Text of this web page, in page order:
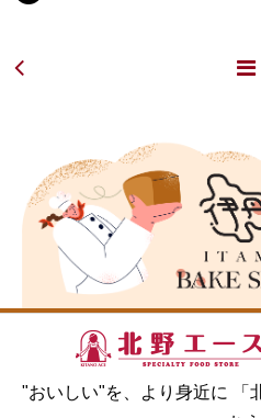
"おいしい"を、より身近に 「